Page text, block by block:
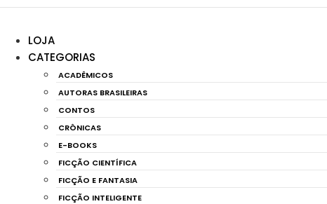
LOJA
CATEGORIAS
ACADÊMICOS
AUTORAS BRASILEIRAS
CONTOS
CRÔNICAS
E-BOOKS
FICÇÃO CIENTÍFICA
FICÇÃO E FANTASIA
FICÇÃO INTELIGENTE